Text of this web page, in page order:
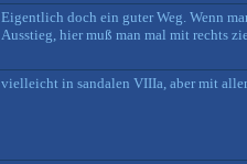
Eigentlich doch ein guter Weg. Wenn
Ausstieg, hier muß man mal mit rechts
vielleicht in sandalen VIIIa, aber mit